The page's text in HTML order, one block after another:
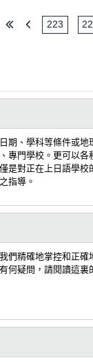
223
期、學科等條件或
專門學校。更可以
是對正在上日語學
指導。
們精確地掌控和正
何疑問，請閱讀這裏